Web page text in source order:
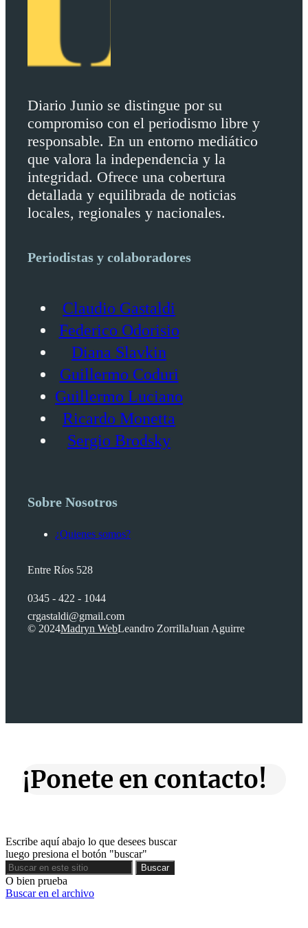
Diario Junio se distingue por su
compromiso con el periodismo libre y
responsable. En un entorno mediático
que valora la independencia y la
integridad. Ofrece una cobertura
detallada y equilibrada de noticias
locales, regionales y nacionales.
Periodistas y colaboradores
Claudio Gastaldi
Federico Odorisio
Diana Slavkin
Guillermo Coduri
Guillermo Luciano
Ricardo Monetta
Sergio Brodsky
Sobre Nosotros
¿Quienes somos?
Entre Ríos 528
0345 - 422 - 1044
crgastaldi@gmail.com
© 2024Madryn WebLeandro ZorrillaJuan Aguirre
¡Ponete en contacto!
Escribe aquí abajo lo que desees buscar
luego presiona el botón "buscar"
Buscar
Buscar
O bien prueba
Buscar en el archivo